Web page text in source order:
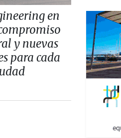
en
y nuevas
para cada